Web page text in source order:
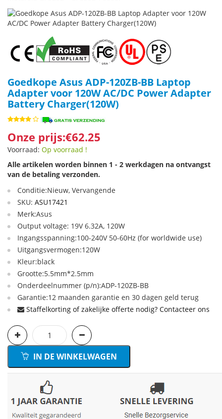
Goedkope Asus ADP-120ZB-BB Laptop
Adapter voor 120W AC/DC Power Adapter
Battery Charger(120W)
Onze prijs:€62.25
Voorraad: Op voorraad !
Alle artikelen worden binnen 1 - 2 werkdagen na ontvangst
van de betaling verzonden.
Conditie:Nieuw, Vervangende
SKU: ASU17421
Merk:Asus
Output voltage: 19V 6.32A, 120W
Ingangsspanning:100-240V 50-60Hz (for worldwide use)
Uitgangsvermogen:120W
Kleur:black
Grootte:5.5mm*2.5mm
Onderdeelnummer (p/n):ADP-120ZB-BB
Garantie:12 maanden garantie en 30 dagen geld terug
Staffelkorting of zakelijke offerte nodig? Contacteer ons
IN DE WINKELWAGEN